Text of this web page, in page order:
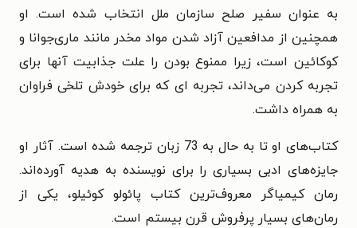
به‌ عنوان سفیر صلح سازمان ملل انتخاب‌ شده است. او
همچنین از مدافعین آزاد شدن مواد مخدر مانند ماری‌جوانا و
کوکائین است، زیرا ممنوع بودن را علت جذابیت آنها برای
تجربه کردن می‌داند، تجربه ای که برای خودش تلخی فراوان
به همراه داشت.
کتاب‌های او تا به حال به 73 زبان ترجمه ‌شده است. آثار او
جایزه‌های ادبی بسیاری را برای نویسنده به هدیه آورده‌اند.
رمان کیمیاگر معروف‌ترین کتاب پائولو کوئیلو، یکی از
رمان‌های بسیار پرفروش قرن بیستم است.